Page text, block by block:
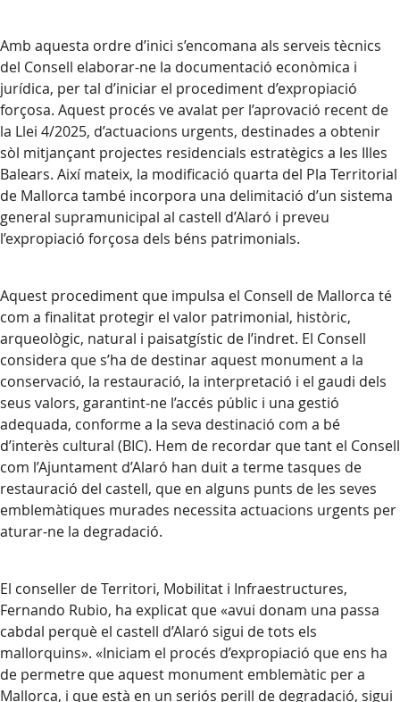
Amb aquesta ordre d’inici s’encomana als serveis tècnics
del Consell elaborar-ne la documentació econòmica i
jurídica, per tal d’iniciar el procediment d’expropiació
forçosa. Aquest procés ve avalat per l’aprovació recent de
la Llei 4/2025, d’actuacions urgents, destinades a obtenir
sòl mitjançant projectes residencials estratègics a les Illes
Balears. Així mateix, la modificació quarta del Pla Territorial
de Mallorca també incorpora una delimitació d’un sistema
general supramunicipal al castell d’Alaró i preveu
l’expropiació forçosa dels béns patrimonials.
Aquest procediment que impulsa el Consell de Mallorca té
com a finalitat protegir el valor patrimonial, històric,
arqueològic, natural i paisatgístic de l’indret. El Consell
considera que s’ha de destinar aquest monument a la
conservació, la restauració, la interpretació i el gaudi dels
seus valors, garantint-ne l’accés públic i una gestió
adequada, conforme a la seva destinació com a bé
d’interès cultural (BIC). Hem de recordar que tant el Consell
com l’Ajuntament d’Alaró han duit a terme tasques de
restauració del castell, que en alguns punts de les seves
emblemàtiques murades necessita actuacions urgents per
aturar-ne la degradació.
El conseller de Territori, Mobilitat i Infraestructures,
Fernando Rubio, ha explicat que «avui donam una passa
cabdal perquè el castell d’Alaró sigui de tots els
mallorquins». «Iniciam el procés d’expropiació que ens ha
de permetre que aquest monument emblemàtic per a
Mallorca, i que està en un seriós perill de degradació, sigui